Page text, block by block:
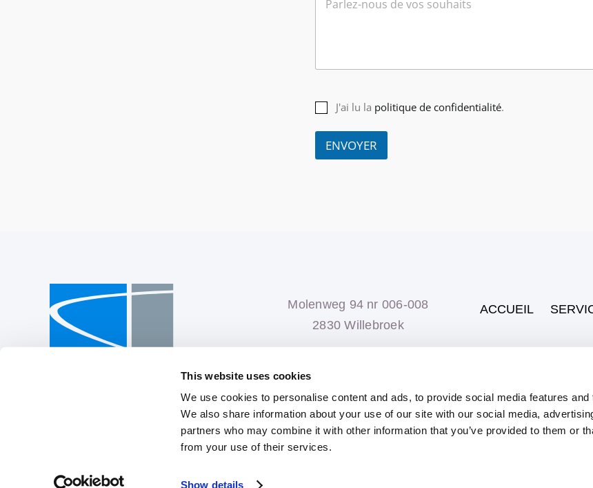
This website uses cookies
We use cookies to personalise content and ads, to provide social media features
We also share information about your use of our site with our social media,
partners who may combine it with other information that you’ve provided to them or
from your use of their services.
Show details
J'ai lu la politique de confidentialité.
ENVOYER
Molenweg 94 nr 006-008
2830 Willebroek
ACCUEIL
Privacy Policy|Sitemap|Cookies